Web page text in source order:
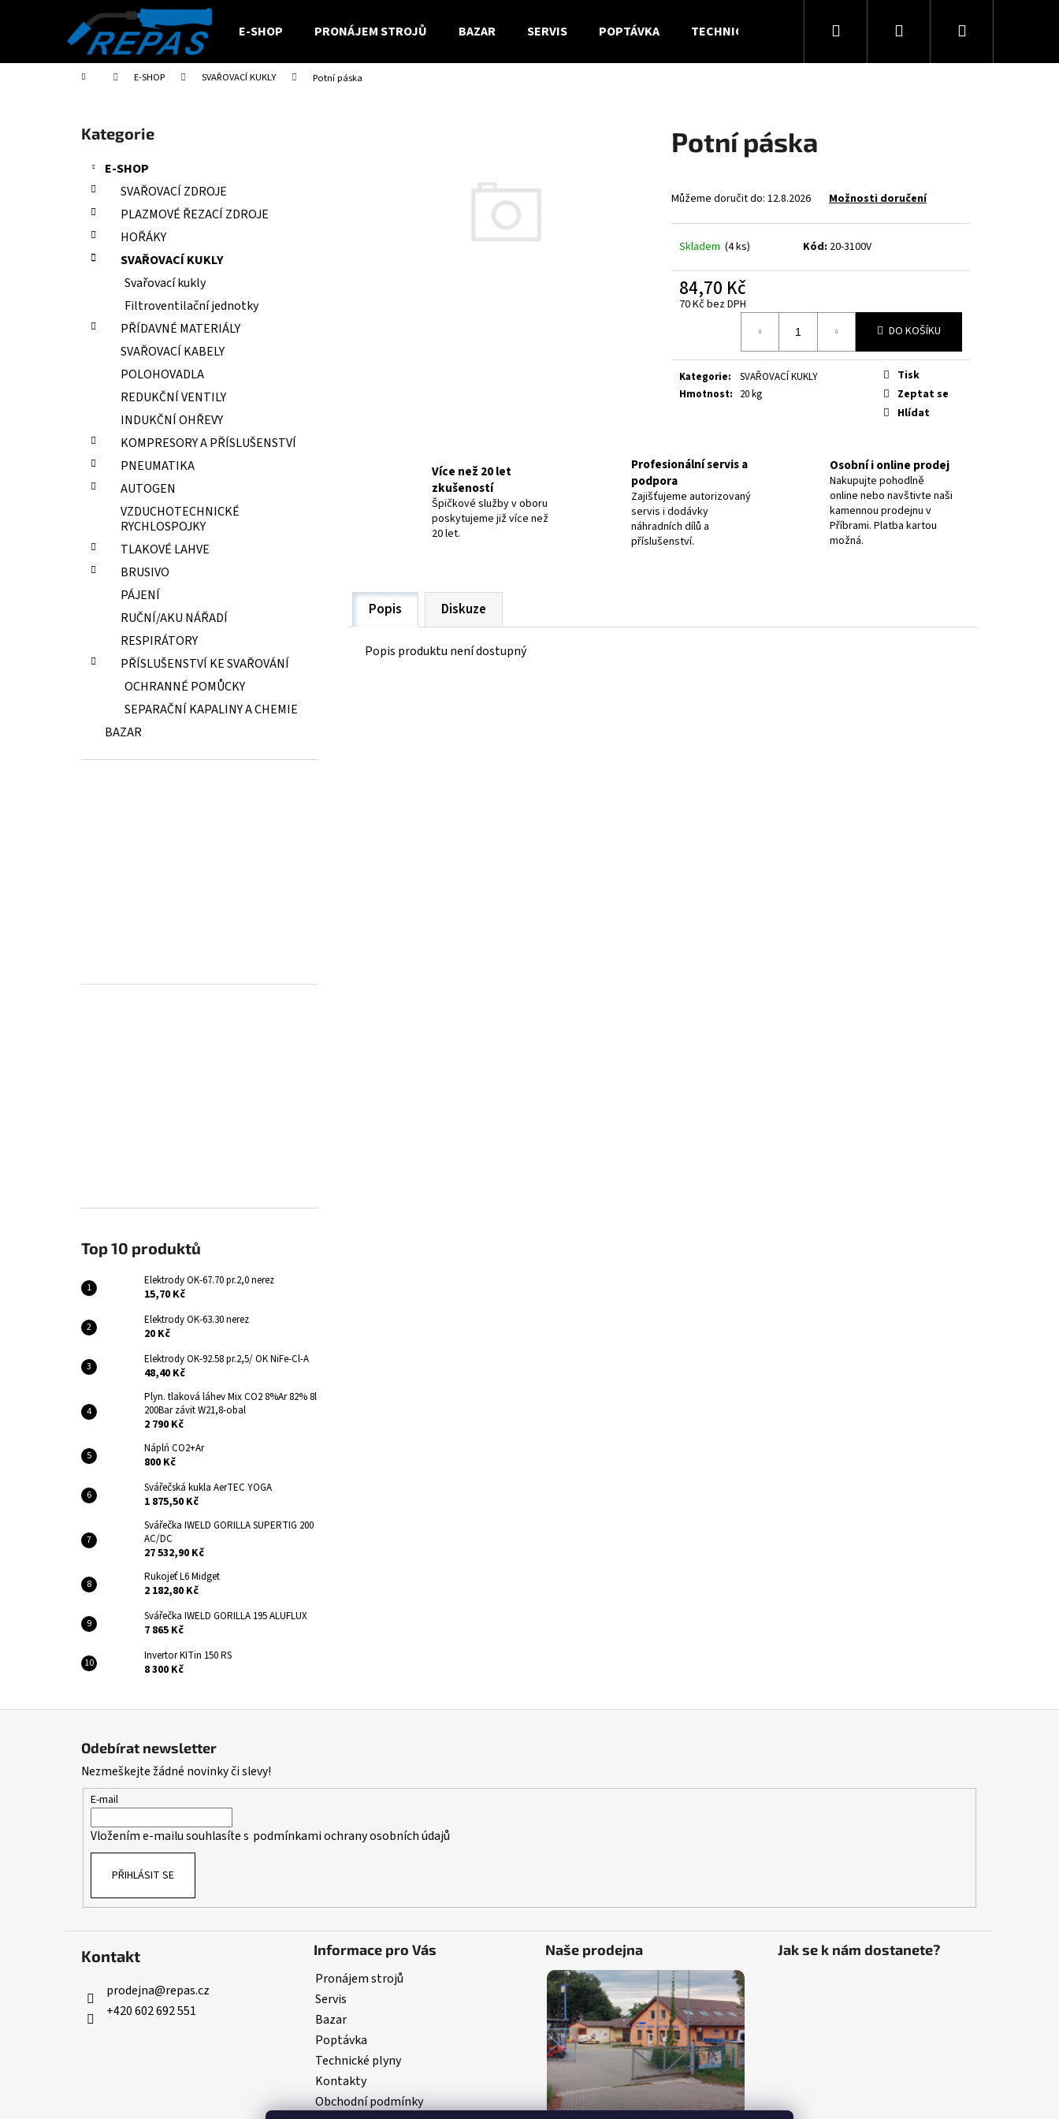
E-SHOP PRONÁJEM STROJŮ BAZAR SERVIS POPTÁVKA TECHNICKÉ PLYNY KONTAKTY
Hledat PřihlášeníNákupní
Domů E-SHOP SVAŘOVACÍ KUKLY Potní páska
Přeskočit
kategorie
Kategorie
E-SHOP
SVAŘOVACÍ ZDROJE
PLAZMOVÉ ŘEZACÍ ZDROJE
HOŘÁKY
SVAŘOVACÍ KUKLY
Svařovací kukly
Filtroventilační jednotky
PŘÍDAVNÉ MATERIÁLY
SVAŘOVACÍ KABELY
POLOHOVADLA
REDUKČNÍ VENTILY
INDUKČNÍ OHŘEVY
KOMPRESORY A PŘÍSLUŠENSTVÍ
PNEUMATIKA
AUTOGEN
VZDUCHOTECHNICKÉ
RYCHLOSPOJKY
TLAKOVÉ LAHVE
BRUSIVO
PÁJENÍ
RUČNÍ/AKU NÁŘADÍ
RESPIRÁTORY
PŘÍSLUŠENSTVÍ KE SVAŘOVÁNÍ
OCHRANNÉ POMŮCKY
SEPARAČNÍ KAPALINY A CHEMIE
BAZAR
Top 10 produktů
Elektrody OK-67.70 pr.2,0 nerez
15,70 Kč
Elektrody OK-63.30 nerez
20 Kč
Elektrody OK-92.58 pr.2,5/ OK NiFe-Cl-A
48,40 Kč
Plyn. tlaková láhev Mix CO2 8%Ar 82% 8l
200Bar závit W21,8-obal
2 790 Kč
Náplń CO2+Ar
800 Kč
Svářečská kukla AerTEC YOGA
1 875,50 Kč
Svářečka IWELD GORILLA SUPERTIG 200
AC/DC
27 532,90 Kč
Rukojeť L6 Midget
2 182,80 Kč
Svářečka IWELD GORILLA 195 ALUFLUX
7 865 Kč
Invertor KITin 150 RS
8 300 Kč
Potní páska
Můžeme doručit do: 12.8.2026 Možnosti doručení
Skladem (4 ks) Kód: 20-3100V
84,70 Kč
70 Kč bez DPH
DO KOŠÍKU
Kategorie:
SVAŘOVACÍ KUKLY
Hmotnost: 20 kg
Tisk
Zeptat se
Hlídat
Více než 20 let
zkušeností
Špičkové služby v oboru
poskytujeme již více než
20 let.
Profesionální servis a
podpora
Zajišťujeme autorizovaný
servis i dodávky
náhradních dílů a
příslušenství.
Osobní i online prodej
Nakupujte pohodlně
online nebo navštivte naši
kamennou prodejnu v
Příbrami. Platba kartou
možná.
Popis Diskuze
Popis produktu není dostupný
í
Zpět
do
Zpět
do
Doporučujeme
ELEKTRODY OK-67.70 PR.2,0 NEREZ
15,70 Kč
ELEKTRODY OK-92.58 PR.2,5/ OK NIFE-CL-A
Odebírat newsletter
Nezmeškejte žádné novinky či slevy!
E-mail
Vložením e-mailu souhlasíte s podmínkami ochrany osobních údajů
PŘIHLÁSIT SE
Kontakt
prodejna@repas.cz
+420 602 692 551
Informace pro Vás
Pronájem strojů
Servis
Bazar
Poptávka
Technické plyny
Kontakty
Obchodní podmínky
Naše prodejna Jak se k nám dostanete?